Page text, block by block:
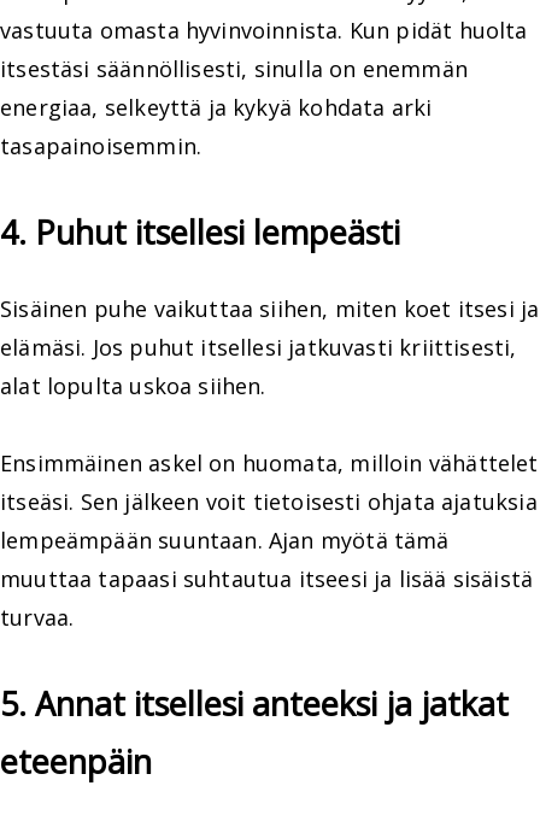
vastuuta omasta hyvinvoinnista. Kun pidät huolta
itsestäsi säännöllisesti, sinulla on enemmän
energiaa, selkeyttä ja kykyä kohdata arki
tasapainoisemmin.
4. Puhut itsellesi lempeästi
Sisäinen puhe vaikuttaa siihen, miten koet itsesi ja
elämäsi. Jos puhut itsellesi jatkuvasti kriittisesti,
alat lopulta uskoa siihen.
Ensimmäinen askel on huomata, milloin vähättelet
itseäsi. Sen jälkeen voit tietoisesti ohjata ajatuksia
lempeämpään suuntaan. Ajan myötä tämä
muuttaa tapaasi suhtautua itseesi ja lisää sisäistä
turvaa.
5. Annat itsellesi anteeksi ja jatkat
eteenpäin